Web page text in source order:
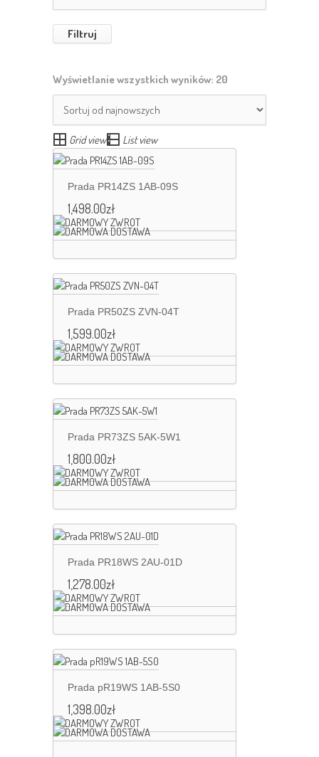
Filtruj
Wyświetlanie wszystkich wyników: 20
Grid view List view
Prada PR14ZS 1AB-09S
1,498.00zł
Prada PR50ZS ZVN-04T
1,599.00zł
Prada PR73ZS 5AK-5W1
1,800.00zł
Prada PR18WS 2AU-01D
1,278.00zł
Prada pR19WS 1AB-5S0
1,398.00zł